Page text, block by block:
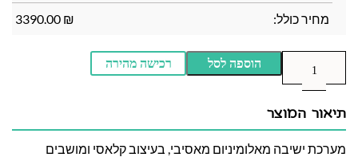
מחיר כולל: ₪
3390.00
הוספה לסל רכישה מהירה
תיאור המוצר
מערכת ישיבה מאלומיניום מאסיבי, בעיצוב קלאסי ומושבים